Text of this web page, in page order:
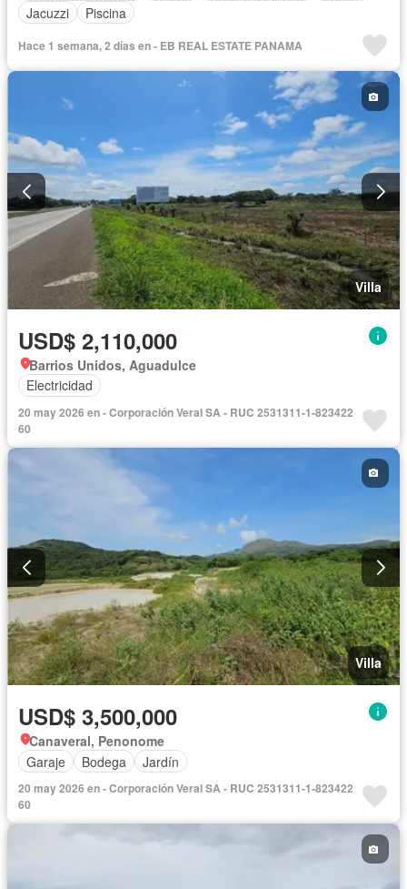
Jacuzzi
Piscina
Hace 1 semana, 2 días en - EB REAL ESTATE PANAMA
Villa
USD$ 2,110,000
Barrios Unidos, Aguadulce
Electricidad
20 may 2026 en - Corporación Veral SA - RUC 2531311-1-823422
60
Villa
USD$ 3,500,000
Canaveral, Penonome
Garaje
Bodega Jardín
20 may 2026 en - Corporación Veral SA - RUC 2531311-1-823422
60